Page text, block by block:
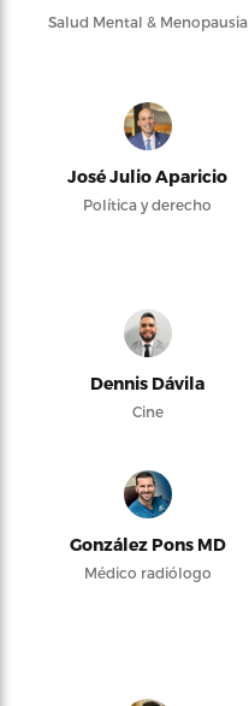
Salud Mental & Menopausia
José Julio Aparicio
Política y derecho
Dennis Dávila
Cine
González Pons MD
Médico radiólogo